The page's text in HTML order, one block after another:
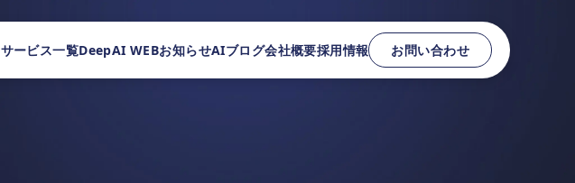
サービス一覧DeepAI WEBお知らせAIブログ会社概要採用情報 お問い合わせ